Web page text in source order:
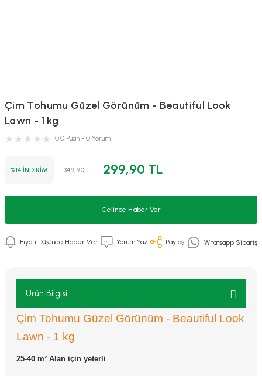
Çim Tohumu Güzel Görünüm - Beautiful Look
Lawn - 1 kg
0.0 Puan - 0 Yorum
%14 İNDİRİM 349,90 TL 299,90 TL
Gelince Haber Ver
Fiyatı Düşünce Haber Ver Yorum Yaz Paylaş Whatsapp Sipariş
Ürün Bilgisi
Çim Tohumu Güzel Görünüm - Beautiful Look
Lawn - 1 kg
25-40 m² Alan için yeterli